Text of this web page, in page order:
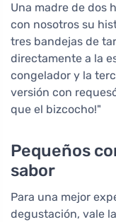
Una madre de dos
con nosotros su
tres bandejas de
directamente a la
congelador y la
versión con
que el bizcocho!"
Pequeños
sabor
Para una mejor
degustación, vale